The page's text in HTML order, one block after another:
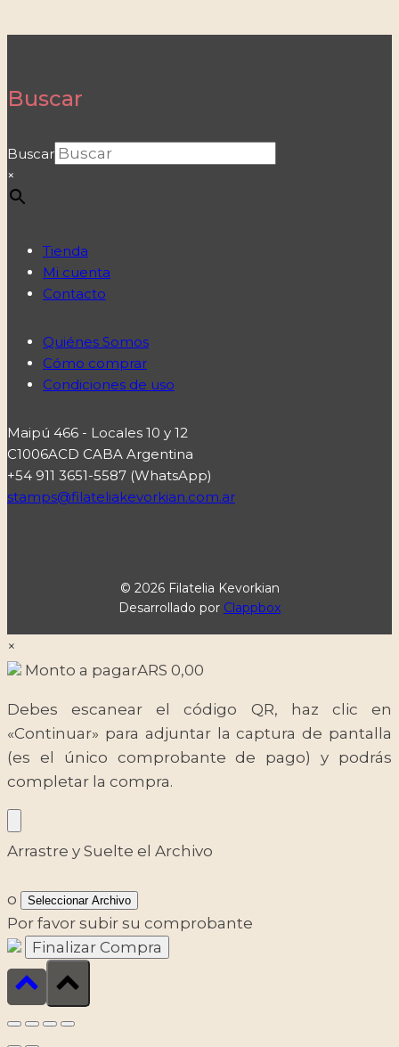
Buscar
Buscar
×
Tienda
Mi cuenta
Contacto
Quiénes Somos
Cómo comprar
Condiciones de uso
Maipú 466 - Locales 10 y 12
C1006ACD CABA Argentina
+54 911 3651-5587 (WhatsApp)
stamps@filateliakevorkian.com.ar
© 2026 Filatelia Kevorkian
Desarrollado por Clappbox
×
Monto a pagarARS 0,00
Debes escanear el código QR, haz clic en
«Continuar» para adjuntar la captura de pantalla
(es el único comprobante de pago) y podrás
completar la compra.
Arrastre y Suelte el Archivo
o Seleccionar Archivo
Por favor subir su comprobante